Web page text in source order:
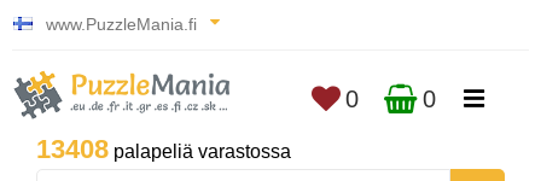
www.PuzzleMania.fi
13408 palapeliä varastossa
0 0